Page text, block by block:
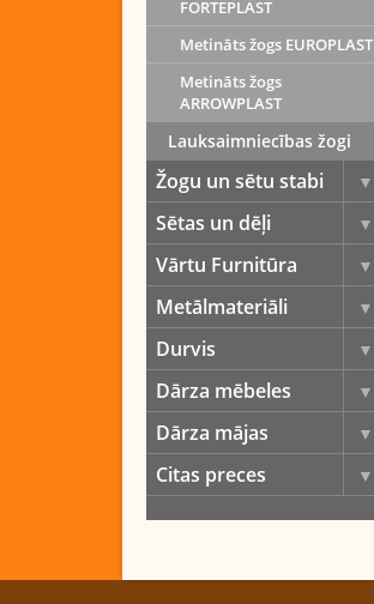
FORTEPLAST
Metināts žogs EUROPLAST
Metināts žogs
ARROWPLAST
Lauksaimniecības žogi
Žogu un sētu stabi
Sētas un dēļi
Vārtu Furnitūra
Metālmateriāli
Durvis
Dārza mēbeles
Dārza mājas
Citas preces